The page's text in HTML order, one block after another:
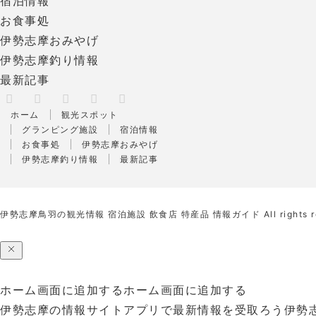
お食事処
伊勢志摩おみやげ
伊勢志摩釣り情報
最新記事
FacebookInstagramPinterest
RSS
ホーム
観光スポット
グランピング施設
宿泊情報
お食事処
伊勢志摩おみやげ
伊勢志摩釣り情報
最新記事
伊勢志摩鳥羽の観光情報 宿泊施設 飲食店 特産品 情報ガイド All rights
ホーム画面に追加する ホーム画面に追加する
伊勢志摩の情報サイトアプリで最新情報を受取ろう 伊勢